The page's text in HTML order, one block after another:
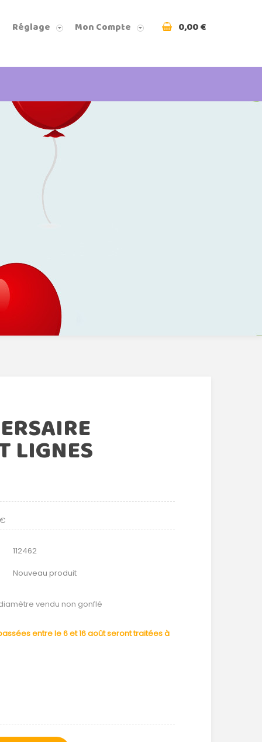
Réglage Mon Compte 0,00 €
LIGNES
112462
Nouveau produit
vendu non gonflé
entre le 6 et 16 août seront traitées à